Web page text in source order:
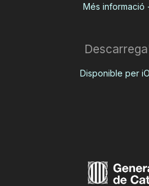
Més informació
Disponible per